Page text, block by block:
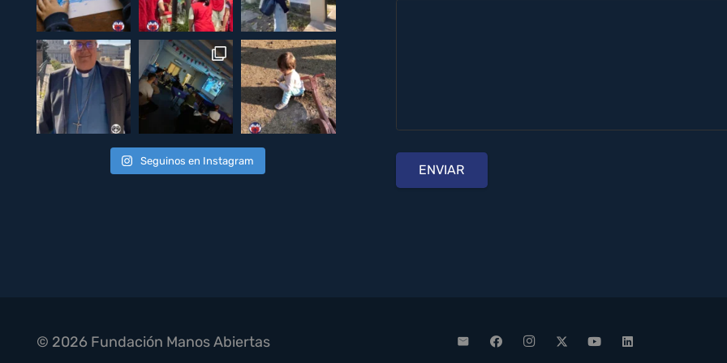
Seguinos en Instagram
© 2026 Fundación Manos Abiertas